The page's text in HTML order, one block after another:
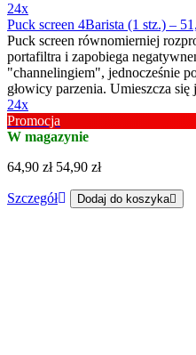
24x
Puck screen 4Barista (1 stz.) –
Puck screen równomierniej
portafiltra i zapobiega
"channelingiem", jednocześnie
głowicy parzenia. Umieszcza
24x
Promocja
W magazynie
64,90 zł 54,90 zł
Szczegół Dodaj do koszyka